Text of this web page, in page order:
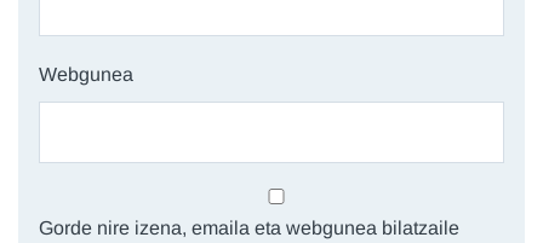
Webgunea
Gorde nire izena, emaila eta webgunea bilatzaile